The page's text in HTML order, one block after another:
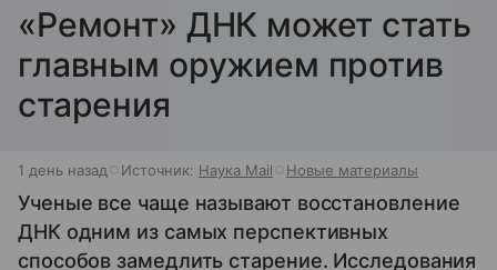
«Ремонт» ДНК может стать
главным оружием против
старения
1 день назад Источник: Наука Mail Новые материалы
Ученые все чаще называют восстановление
ДНК одним из самых перспективных
способов замедлить старение. Исследования